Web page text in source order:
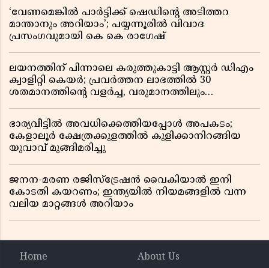
‘വേണമെങ്കിൽ പാർട്ടിക്ക് ഷെഡിൻ്റെ അടിത്തറ
മാന്താനും അറിയാം’; പയ്യന്നൂരിൽ വിവാദ
പ്രസംഗവുമായി കെ കെ രാഗേഷ്
ലയനത്തിന് പിന്നാലെ കരുത്തുകാട്ടി ആസ്റ്റർ ഡിഎം
ക്വാളിറ്റി കെയർ; പ്രവർത്തന ലാഭത്തിൽ 30
ശതമാനത്തിൻ്റെ വളർച്ച, വരുമാനത്തിലും
റിപ്പോർട്ട് പുറത്ത്
ഭാര്യവീട്ടിൽ അവധിക്കെത്തിയപ്പോൾ അപകടം;
കേളാലൂർ ക്ഷേത്രക്കുളത്തിൽ കുളിക്കാനിറങ്ങിയ
യുവാവ് മുങ്ങിമരിച്ചു
ജനന-മരണ രജിസ്ട്രേഷൻ വൈകിയാൽ ഇനി
കോടതി കയറണം; ഇന്ത്യയിൽ നിയമങ്ങളിൽ വന്ന
വലിയ മാറ്റങ്ങൾ അറിയാം
Home
About Us